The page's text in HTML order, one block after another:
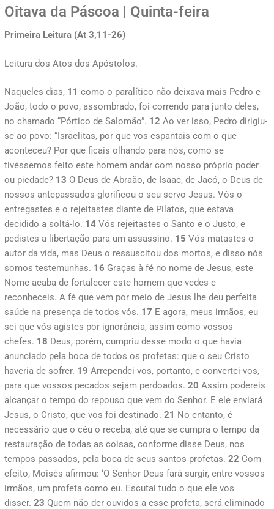
Oitava da Páscoa | Quinta-feira
Primeira Leitura (At 3,11-26)
Leitura dos Atos dos Apóstolos.
Naqueles dias, 11 como o paralítico não deixava mais Pedro e
João, todo o povo, assombrado, foi correndo para junto deles,
no chamado “Pórtico de Salomão”. 12 Ao ver isso, Pedro dirigiu-
se ao povo: “Israelitas, por que vos espantais com o que
aconteceu? Por que ficais olhando para nós, como se
tivéssemos feito este homem andar com nosso próprio poder
ou piedade? 13 O Deus de Abraão, de Isaac, de Jacó, o Deus de
nossos antepassados glorificou o seu servo Jesus. Vós o
entregastes e o rejeitastes diante de Pilatos, que estava
decidido a soltá-lo. 14 Vós rejeitastes o Santo e o Justo, e
pedistes a libertação para um assassino. 15 Vós matastes o
autor da vida, mas Deus o ressuscitou dos mortos, e disso nós
somos testemunhas. 16 Graças à fé no nome de Jesus, este
Nome acaba de fortalecer este homem que vedes e
reconheceis. A fé que vem por meio de Jesus lhe deu perfeita
saúde na presença de todos vós. 17 E agora, meus irmãos, eu
sei que vós agistes por ignorância, assim como vossos
chefes. 18 Deus, porém, cumpriu desse modo o que havia
anunciado pela boca de todos os profetas: que o seu Cristo
haveria de sofrer. 19 Arrependei-vos, portanto, e convertei-vos,
para que vossos pecados sejam perdoados. 20 Assim podereis
alcançar o tempo do repouso que vem do Senhor. E ele enviará
Jesus, o Cristo, que vos foi destinado. 21 No entanto, é
necessário que o céu o receba, até que se cumpra o tempo da
restauração de todas as coisas, conforme disse Deus, nos
tempos passados, pela boca de seus santos profetas. 22 Com
efeito, Moisés afirmou: ‘O Senhor Deus fará surgir, entre vossos
irmãos, um profeta como eu. Escutai tudo o que ele vos
disser. 23 Quem não der ouvidos a esse profeta, será eliminado